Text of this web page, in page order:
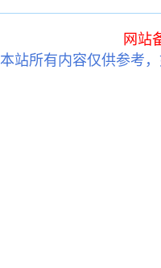
网站
本站所有内容仅供参考